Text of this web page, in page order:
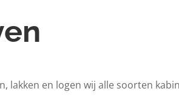
lakken en logen wij alle soorten